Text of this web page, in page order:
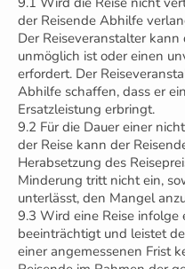
der Reisende Abhilfe
Der Reiseveranstalter
unmöglich ist oder einen
erfordert. Der
Abhilfe schaffen, dass er
Ersatzleistung erbringt.
9.2 Für die Dauer einer
der Reise kann der
Herabsetzung des
Minderung tritt nicht ein,
unterlässt, den Mangel
9.3 Wird eine Reise infolge
beeinträchtigt und leistet
einer angemessenen Frist